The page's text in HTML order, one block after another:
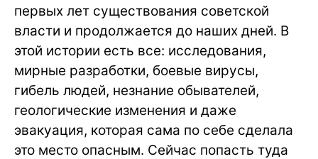
первых лет существования советской
власти и продолжается до наших дней. В
этой истории есть все: исследования,
мирные разработки, боевые вирусы,
гибель людей, незнание обывателей,
геологические изменения и даже
эвакуация, которая сама по себе сделала
это место опасным. Сейчас попасть туда